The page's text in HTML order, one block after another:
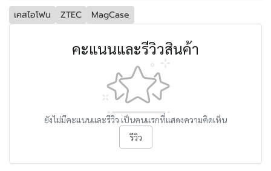
เคสไอโฟน ZTEC MagCase
คะแนนและรีวิวสินค้า
ยังไม่มีคะแนนและรีวิว เป็นคนแรกที่แสดงความคิดเห็น
รีวิว